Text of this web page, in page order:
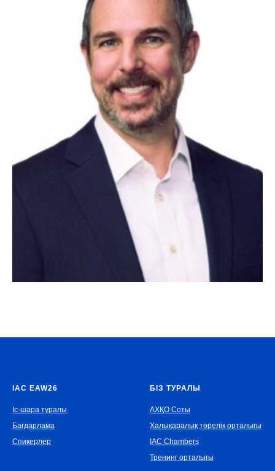
IAC EAW26
Іс-шара туралы
Бағдарлама
Спикерлер
БІЗ ТУРАЛЫ
АХҚО Соты
Халықаралық төрелік орталығы
IAC Chambers
Тренинг орталығы